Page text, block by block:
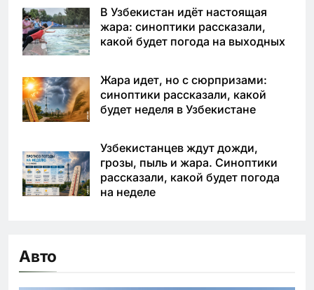
В Узбекистан идёт настоящая
жара: синоптики рассказали,
какой будет погода на выходных
Жара идет, но с сюрпризами:
синоптики рассказали, какой
будет неделя в Узбекистане
Узбекистанцев ждут дожди,
грозы, пыль и жара. Синоптики
рассказали, какой будет погода
на неделе
Авто